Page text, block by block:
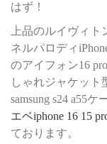
はず！
上品のルイヴィ
ネルパロディ
のアイフォン16
しゃれジャケット
samsung s24 a55
エベiphone 16 15
ております。